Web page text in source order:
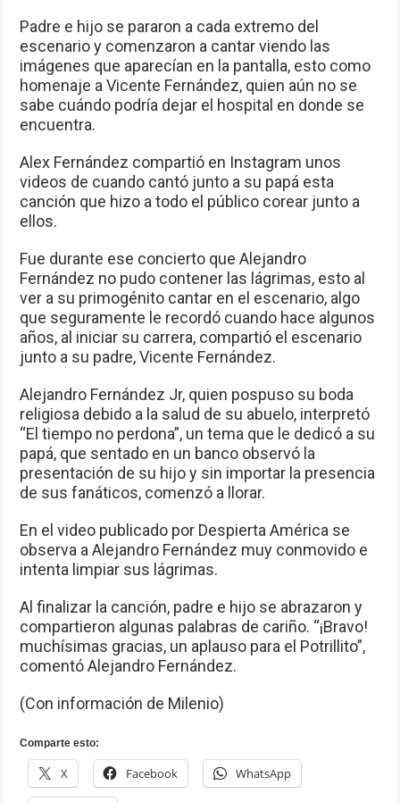
Padre e hijo se pararon a cada extremo del
escenario y comenzaron a cantar viendo las
imágenes que aparecían en la pantalla, esto como
homenaje a Vicente Fernández, quien aún no se
sabe cuándo podría dejar el hospital en donde se
encuentra.
Alex Fernández compartió en Instagram unos
videos de cuando cantó junto a su papá esta
canción que hizo a todo el público corear junto a
ellos.
Fue durante ese concierto que Alejandro
Fernández no pudo contener las lágrimas, esto al
ver a su primogénito cantar en el escenario, algo
que seguramente le recordó cuando hace algunos
años, al iniciar su carrera, compartió el escenario
junto a su padre, Vicente Fernández.
Alejandro Fernández Jr, quien pospuso su boda
religiosa debido a la salud de su abuelo, interpretó
“El tiempo no perdona”, un tema que le dedicó a su
papá, que sentado en un banco observó la
presentación de su hijo y sin importar la presencia
de sus fanáticos, comenzó a llorar.
En el video publicado por Despierta América se
observa a Alejandro Fernández muy conmovido e
intenta limpiar sus lágrimas.
Al finalizar la canción, padre e hijo se abrazaron y
compartieron algunas palabras de cariño. “¡Bravo!
muchísimas gracias, un aplauso para el Potrillito”,
comentó Alejandro Fernández.
(Con información de Milenio)
Comparte esto:
X Facebook WhatsApp